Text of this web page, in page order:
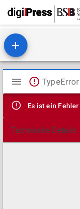
Mirador
Viewer
Es ist ein
Technische Details